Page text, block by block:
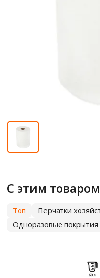
С этим
Топ Перчатки
Одноразовые покрытия